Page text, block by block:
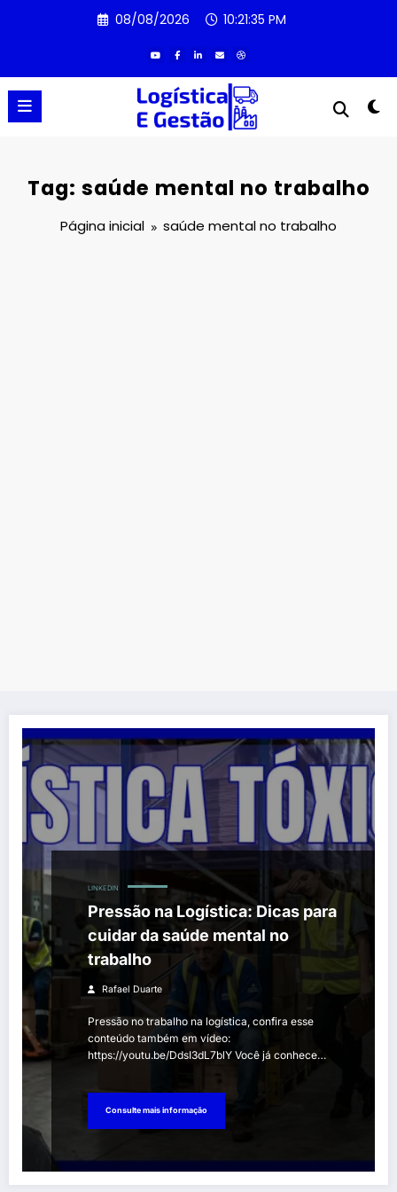
08/08/2026 10:21:35 PM
Tag: saúde mental no trabalho
Página inicial saúde mental no trabalho
LINKEDIN
Pressão na Logística: Dicas para
cuidar da saúde mental no
trabalho
Rafael Duarte
Pressão no trabalho na logística, confira esse
conteúdo também em vídeo:
https://youtu.be/DdsI3dL7blY Você já conhece…
Consulte mais informação